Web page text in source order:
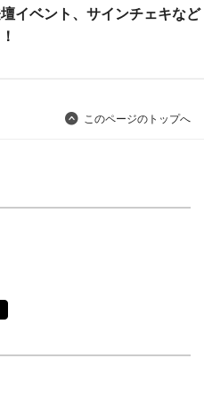
イベント、サインチェキなど
このページのトップへ